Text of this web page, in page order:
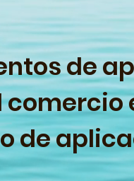
tos de
de